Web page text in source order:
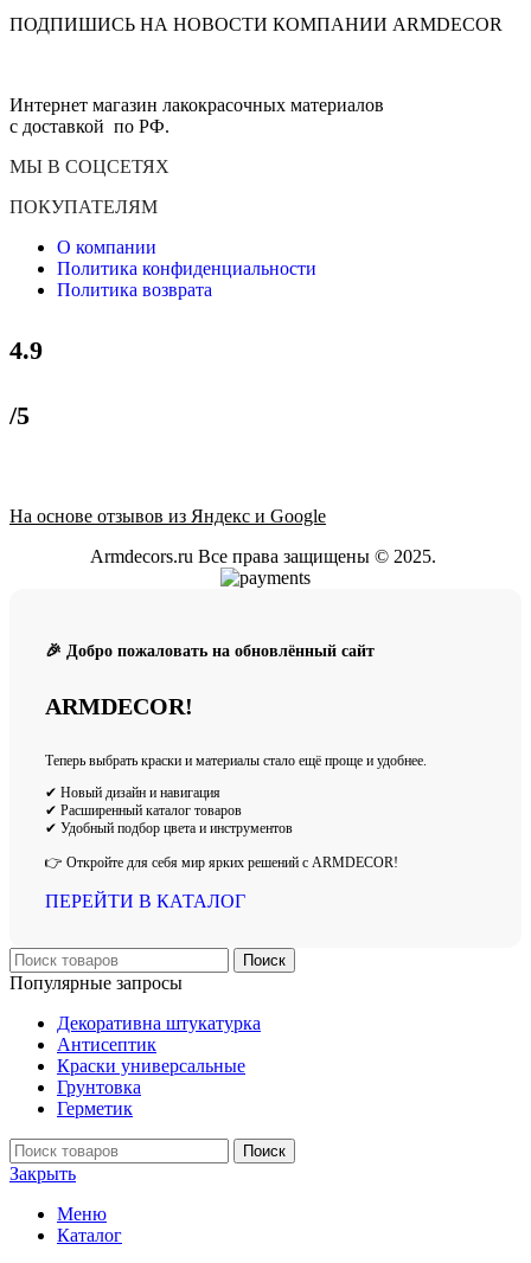
ПОДПИШИСЬ НА НОВОСТИ КОМПАНИИ ARMDECOR
Интернет магазин лакокрасочных материалов
с доставкой по РФ.
МЫ В СОЦСЕТЯХ
ПОКУПАТЕЛЯМ
О компании
Политика конфиденциальности
Политика возврата
4.9
/5
На основе отзывов из Яндекс и Google
Armdecors.ru Все права защищены © 2025. ​
🎉 Добро пожаловать на обновлённый сайт
ARMDECOR!
Теперь выбрать краски и материалы стало ещё проще и удобнее.
✔ Новый дизайн и навигация
✔ Расширенный каталог товаров
✔ Удобный подбор цвета и инструментов
👉 Откройте для себя мир ярких решений с ARMDECOR!
ПЕРЕЙТИ В КАТАЛОГ
Поиск
Популярные запросы
Декоративна штукатурка
Антисептик
Краски универсальные
Грунтовка
Герметик
Поиск
Закрыть
Меню
Каталог